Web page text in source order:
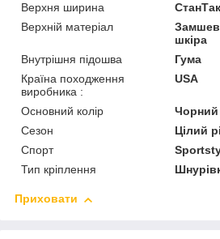
Верхня ширина
Верхній матеріал
шкіра
Внутрішня підошва
Гума
Країна походження
виробника :
USA
Основний колір
Чорний
Сезон
Цілий
Спорт
Тип кріплення
Приховати